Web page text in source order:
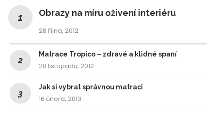
Obrazy na míru oživení interiéru
28 října, 2012
Matrace Tropico – zdravé a klidné spaní
20 listopadu, 2012
Jak si vybrat správnou matraci
16 února, 2013